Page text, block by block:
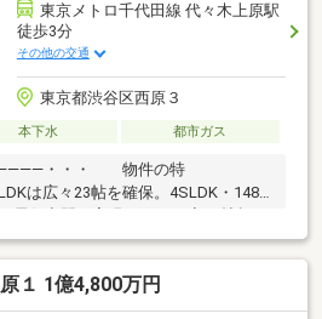
東京メトロ千代田線 代々木上原駅
徒歩3分
その他の交通
東京都渋谷区西原３
本下水 都市ガス
・・・ 物件の特
広々23帖を確保。4SLDK・148
心の空を独り占めできる開放的な設
々木上原」駅徒歩3分の好立地。都
！◆建物プレゼンテーション受付中
ていただきます！
１ 1億4,800万円